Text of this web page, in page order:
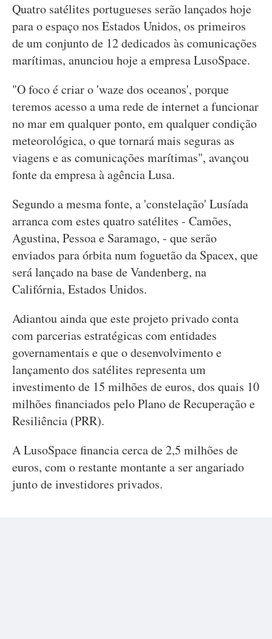
Quatro satélites portugueses serão lançados hoje
para o espaço nos Estados Unidos, os primeiros
de um conjunto de 12 dedicados às comunicações
marítimas, anunciou hoje a empresa LusoSpace.
"O foco é criar o 'waze dos oceanos', porque
teremos acesso a uma rede de internet a funcionar
no mar em qualquer ponto, em qualquer condição
meteorológica, o que tornará mais seguras as
viagens e as comunicações marítimas", avançou
fonte da empresa à agência Lusa.
Segundo a mesma fonte, a 'constelação' Lusíada
arranca com estes quatro satélites - Camões,
Agustina, Pessoa e Saramago, - que serão
enviados para órbita num foguetão da Spacex, que
será lançado na base de Vandenberg, na
Califórnia, Estados Unidos.
Adiantou ainda que este projeto privado conta
com parcerias estratégicas com entidades
governamentais e que o desenvolvimento e
lançamento dos satélites representa um
investimento de 15 milhões de euros, dos quais 10
milhões financiados pelo Plano de Recuperação e
Resiliência (PRR).
A LusoSpace financia cerca de 2,5 milhões de
euros, com o restante montante a ser angariado
junto de investidores privados.